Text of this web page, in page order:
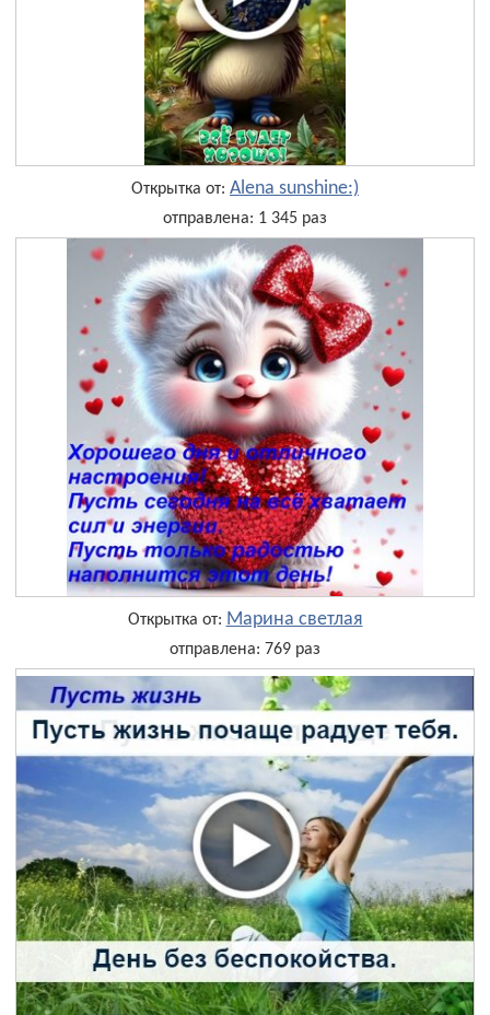
Открытка от: Alena sunshine:)
отправлена: 1 345 раз
Открытка от: Марина светлая
отправлена: 769 раз